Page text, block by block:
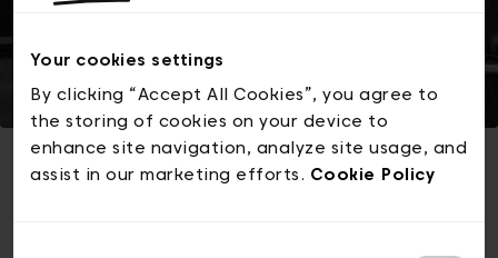
Your cookies settings
By clicking “Accept All Cookies”, you agree to
the storing of cookies on your device to
enhance site navigation, analyze site usage, and
assist in our marketing efforts. Cookie Policy